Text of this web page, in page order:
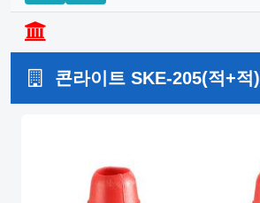
콘라이트 SKE-205(적+적)